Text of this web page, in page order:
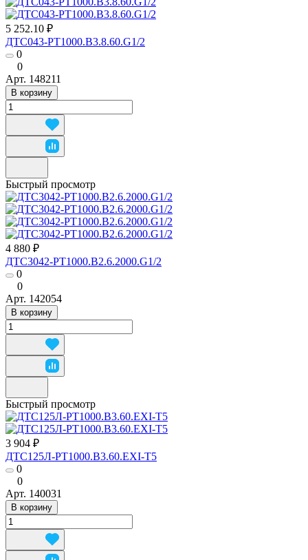
5 252.10 ₽
ДТС043-РТ1000.В3.8.60.G1/2
0
0
Арт. 148211
В корзину
Быстрый просмотр
4 880 ₽
ДТС3042-РТ1000.В2.6.2000.G1/2
0
0
Арт. 142054
В корзину
Быстрый просмотр
3 904 ₽
ДТС125Л-РТ1000.В3.60.ЕХI-Т5
0
0
Арт. 140031
В корзину